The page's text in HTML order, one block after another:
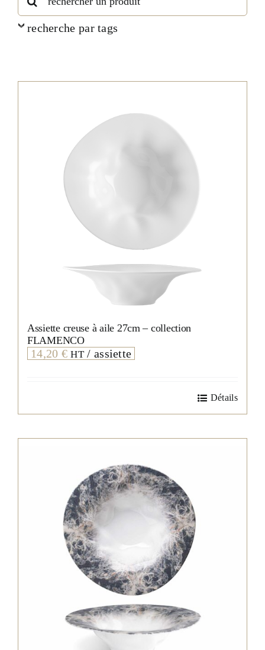
recherche par tags
Assiette creuse à aile 27cm – collection
FLAMENCO
14,20 € HT/ assiette
Détails